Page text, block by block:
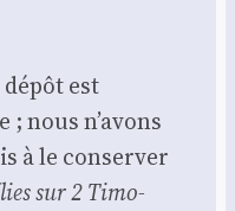
est
nous n’avons
à le conser­ver
sur 2 Timo­